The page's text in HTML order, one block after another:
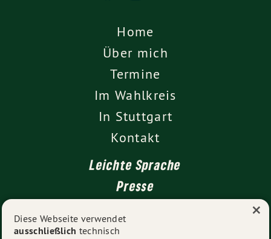
Home
Über mich
Termine
Im Wahlkreis
In Stuttgart
Kontakt
Leichte Sprache
Presse
Impressum
Diese Webseite verwendet
ausschließlich technisch
×